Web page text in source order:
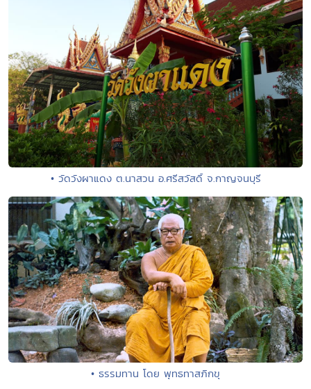
• วัดวังผาแดง ต.นาสวน อ.ศรีสวัสดิ์ จ.กาญจนบุรี
• ธรรมทาน โดย พุทธทาสภิกขุ